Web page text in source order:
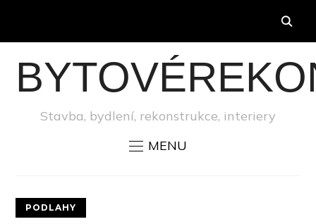
Stavba, bydlení, rekonstrukce, interiery
MENU
PODLAHY